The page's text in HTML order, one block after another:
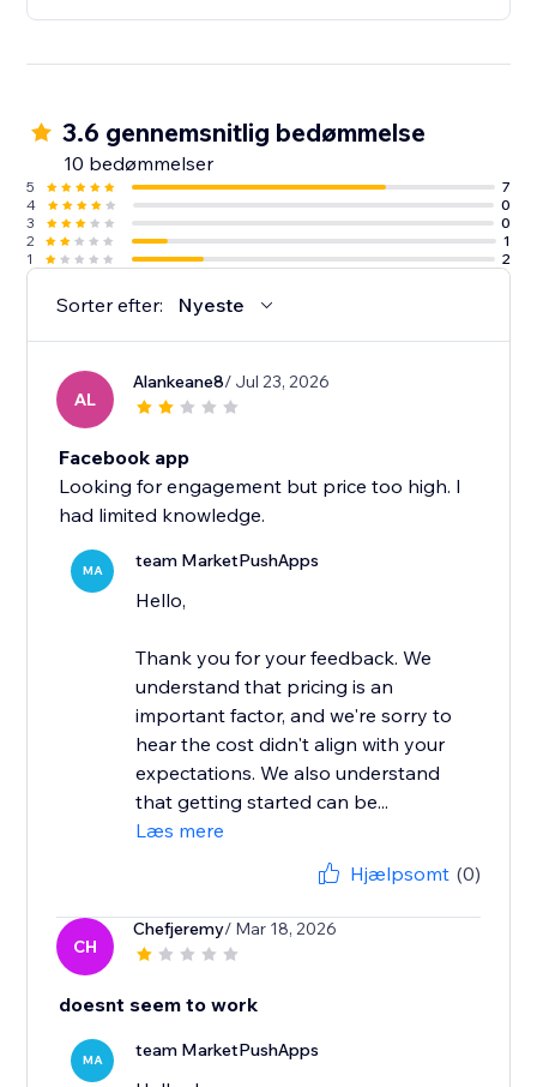
3.6 gennemsnitlig bedømmelse
10 bedømmelser
5
7
4
0
3
0
2
1
1
2
Sorter efter: Nyeste
AL
Alankeane8/ Jul 23, 2026
Facebook app
Looking for engagement but price too high. I
had limited knowledge.
MA team MarketPushApps
Hello,
Thank you for your feedback. We
understand that pricing is an
important factor, and we're sorry to
hear the cost didn't align with your
expectations. We also understand
that getting started can be...
Læs mere
Hjælpsomt (0)
CH
Chefjeremy/ Mar 18, 2026
doesnt seem to work
MA team MarketPushApps